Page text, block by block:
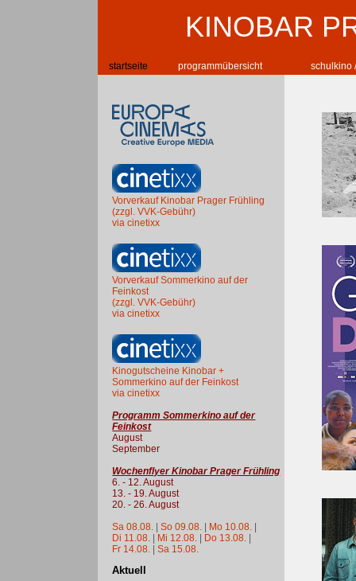
KINOBAR
startseite programmübersicht schulkino
Vorverkauf Kinobar Prager Frühling
(zzgl. VVK-Gebühr)
via cinetixx
Vorverkauf Sommerkino auf der
Feinkost
(zzgl. VVK-Gebühr)
via cinetixx
Kinogutscheine Kinobar +
Sommerkino auf der Feinkost
via cinetixx
Programm Sommerkino auf der
Feinkost
August
September
Wochenflyer Kinobar Prager Frühling
6. - 12. August
13. - 19. August
20. - 26. August
Sa 08.08. |So 09.08. | Mo 10.08. |
Di 11.08. | Mi 12.08. | Do 13.08. |
Fr 14.08. |Sa 15.08.
Aktuell